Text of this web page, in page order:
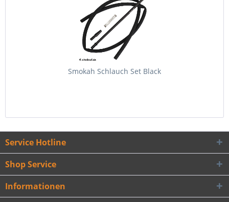
Smokah Schlauch Set Black
Service Hotline
Shop Service
Informationen